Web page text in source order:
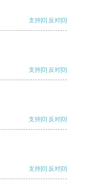
支持[0] 反对[0]
支持[0] 反对[0]
支持[0] 反对[0]
支持[0] 反对[0]